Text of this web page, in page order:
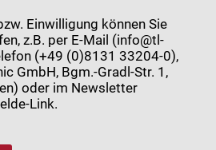
Einwilligung können Sie
z.B. per E-Mail (info@tl-
(+49 (0)8131 33204-0),
GmbH, Bgm.-Gradl-Str. 1,
oder im Newsletter
Link.